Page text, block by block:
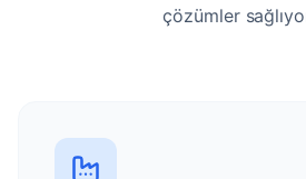
çözümler